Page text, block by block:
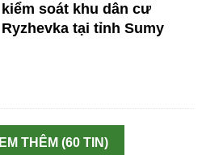
kiểm soát khu dân cư
Ryzhevka tại tỉnh Sumy
THÊM (60 TIN)